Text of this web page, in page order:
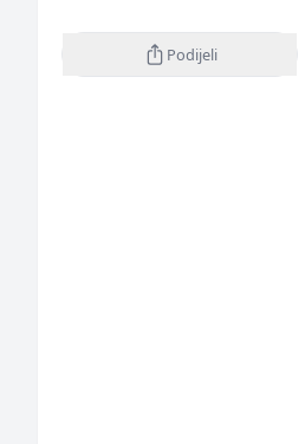
Podijeli